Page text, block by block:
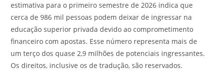
estimativa para o primeiro semestre de 2026 indica que
cerca de 986 mil pessoas podem deixar de ingressar na
educação superior privada devido ao comprometimento
financeiro com apostas. Esse número representa mais de
um terço dos quase 2,9 milhões de potenciais ingressantes.
Os direitos, inclusive os de tradução, são reservados.